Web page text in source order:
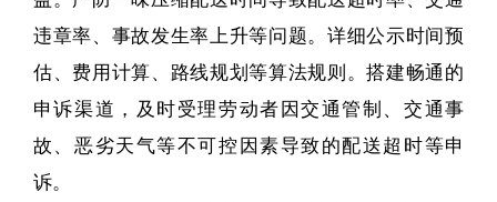
违章率、事故发生率上升等问题。详细公示时间预
估、费用计算、路线规划等算法规则。搭建畅通的
申诉渠道，及时受理劳动者因交通管制、交通事
故、恶劣天气等不可控因素导致的配送超时等申
诉。